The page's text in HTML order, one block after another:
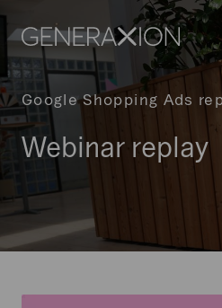
Google Shopping Ads
Webinar replay